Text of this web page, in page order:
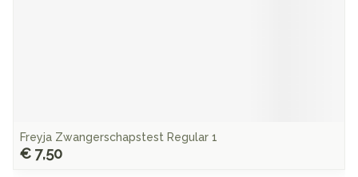
Freyja Zwangerschapstest Regular 1
€ 7,50